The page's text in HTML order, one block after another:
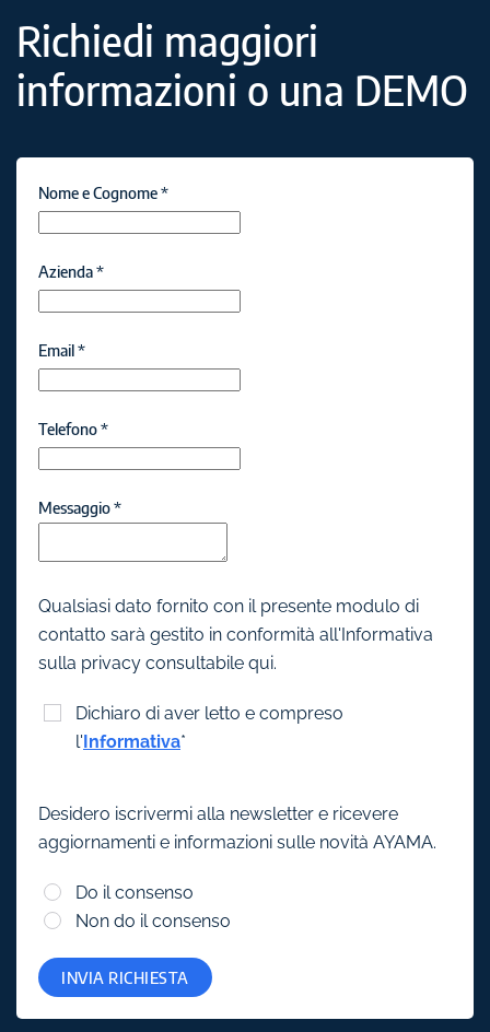
Richiedi maggiori
informazioni o una DEMO
Nome e Cognome*
Azienda*
Email*
Telefono*
Messaggio*
Qualsiasi dato fornito con il presente modulo di
contatto sarà gestito in conformità all'Informativa
sulla privacy consultabile qui.
Dichiaro di aver letto e compreso
l'Informativa*
Desidero iscrivermi alla newsletter e ricevere
aggiornamenti e informazioni sulle novità AYAMA.
Do il consenso
Non do il consenso
INVIA RICHIESTA